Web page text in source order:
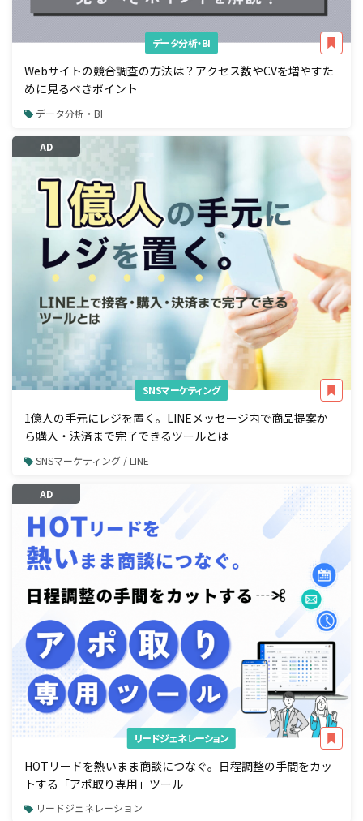
データ分析・BI
Webサイトの競合調査の方法は？アクセス数やCVを増やすた
めに見るべきポイント
データ分析・BI
AD
SNSマーケティング
1億人の手元にレジを置く。LINEメッセージ内で商品提案か
ら購入・決済まで完了できるツールとは
SNSマーケティング / LINE
AD
リードジェネレーション
HOTリードを熱いまま商談につなぐ。日程調整の手間をカッ
トする「アポ取り専用」ツール
リードジェネレーション